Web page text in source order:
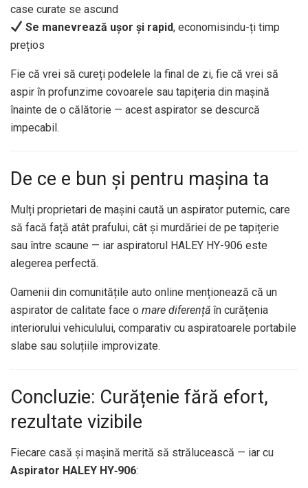
case curate se ascund
Se manevrează ușor și rapid, economisindu-ți timp
prețios
Fie că vrei să cureți podelele la final de zi, fie că vrei să
aspir în profunzime covoarele sau tapițeria din mașină
înainte de o călătorie — acest aspirator se descurcă
impecabil.
De ce e bun și pentru mașina ta
Mulți proprietari de mașini caută un aspirator puternic, care
să facă față atât prafului, cât și murdăriei de pe tapițerie
sau între scaune — iar aspiratorul HALEY HY-906 este
alegerea perfectă.
Oamenii din comunitățile auto online menționează că un
aspirator de calitate face o mare diferență în curățenia
interiorului vehiculului, comparativ cu aspiratoarele portabile
slabe sau soluțiile improvizate.
Concluzie: Curățenie fără efort,
rezultate vizibile
Fiecare casă și mașină merită să strălucească — iar cu
Aspirator HALEY HY‑906: